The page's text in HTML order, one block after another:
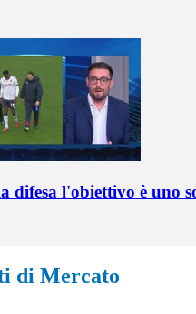
difesa l'obiettivo è uno
di Mercato